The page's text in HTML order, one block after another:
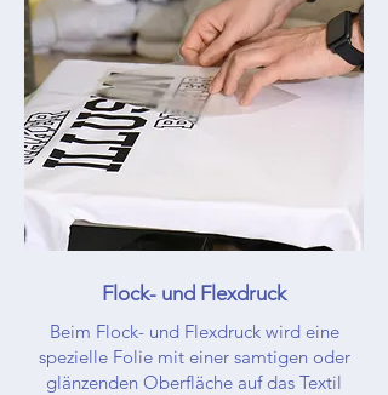
Flock- und Flexdruck
Beim Flock- und Flexdruck wird eine
spezielle Folie mit einer samtigen oder
glänzenden Oberfläche auf das Textil